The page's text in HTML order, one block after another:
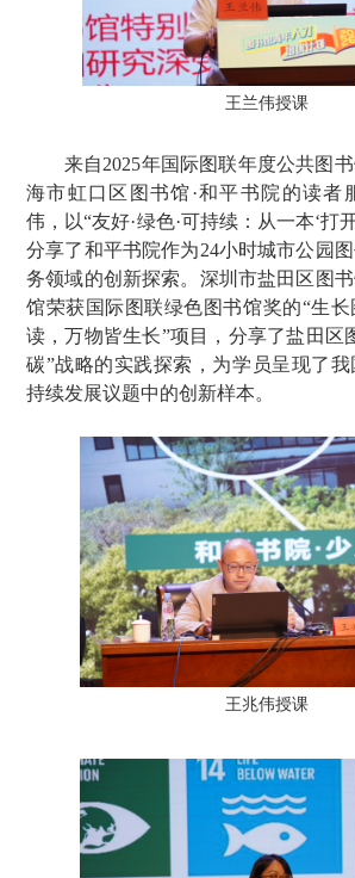
王兰伟授课
来自2025年国际图联年度公共图
海市虹口区图书馆·和平书院的读者
伟，以“友好·绿色·可持续：从一本‘打
分享了和平书院作为24小时城市公园
务领域的创新探索。深圳市盐田区图
馆荣获国际图联绿色图书馆奖的“生
读，万物皆生长”项目，分享了盐田区
碳”战略的实践探索，为学员呈现了
持续发展议题中的创新样本。
王兆伟授课